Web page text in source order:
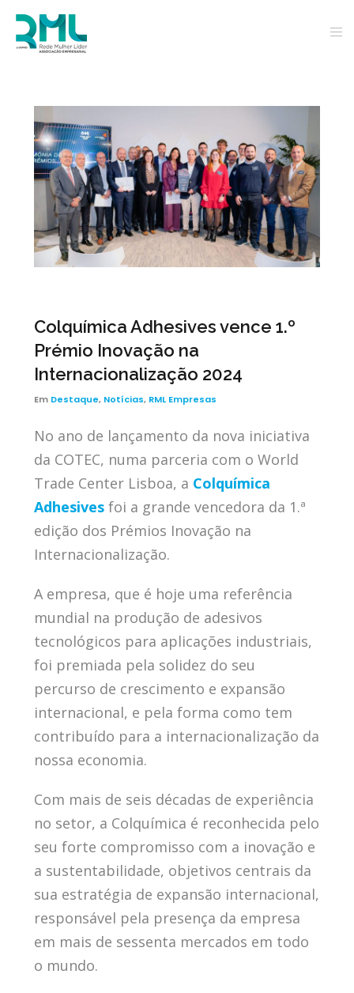
Colquímica Adhesives vence 1.º
Prémio Inovação na
Internacionalização 2024
Em Destaque, Notícias, RML Empresas
No ano de lançamento da nova iniciativa
da COTEC, numa parceria com o World
Trade Center Lisboa, a Colquímica
Adhesivesfoi a grande vencedora da 1.ª
edição dos Prémios Inovação na
Internacionalização.
A empresa, que é hoje uma referência
mundial na produção de adesivos
tecnológicos para aplicações industriais,
foi premiada pela solidez do seu
percurso de crescimento e expansão
internacional, e pela forma como tem
contribuído para a internacionalização da
nossa economia.
Com mais de seis décadas de experiência
no setor, a Colquímica é reconhecida pelo
seu forte compromisso com a inovação e
a sustentabilidade, objetivos centrais da
sua estratégia de expansão internacional,
responsável pela presença da empresa
em mais de sessenta mercados em todo
o mundo.